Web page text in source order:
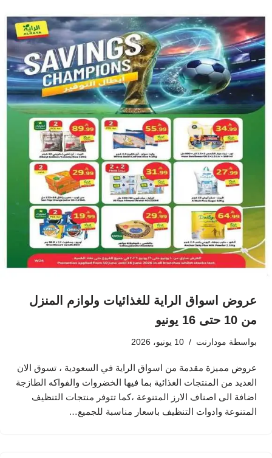
عروض اسواق الراية للغذائيات ولوازم المنزل
من 10 حتى 16 يونيو
بواسطة مودارنت 10 يونيو، 2026
عروض مميزة مقدمة من اسواق الراية في السعودية ، تسوق الان
العديد من المنتجات الغذائية بما فيها الخضروات والفواكه الطازجة
اضافة الى اصناف الارز المتنوعة ،كما تتوفر منتجات التنظيف
المتنوعة وادوات التنظيف باسعار مناسبة للجميع…